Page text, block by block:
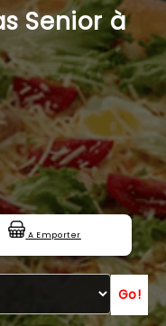
Senior à
A Emporter
Go!